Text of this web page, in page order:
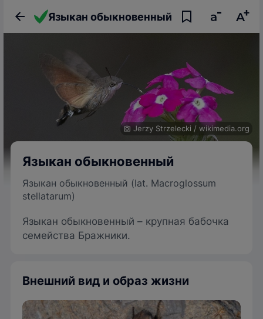
Языкан обыкновенный
Jerzy Strzelecki / wikimedia.org
Языкан обыкновенный
Языкан обыкновенный (lat. Macroglossum
stellatarum)
Языкан обыкновенный – крупная бабочка
семейства Бражники.
Внешний вид и образ жизни